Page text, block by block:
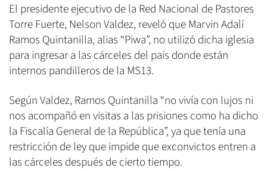
El presidente ejecutivo de la Red Nacional de Pastores
Torre Fuerte, Nelson Valdez, reveló que Marvin Adalí
Ramos Quintanilla, alias “Piwa”, no utilizó dicha iglesia
para ingresar a las cárceles del país donde están
internos pandilleros de la MS13.
Según Valdez, Ramos Quintanilla “no vivía con lujos ni
nos acompañó en visitas a las prisiones como ha dicho
la Fiscalía General de la República”, ya que tenía una
restricción de ley que impide que exconvictos entren a
las cárceles después de cierto tiempo.